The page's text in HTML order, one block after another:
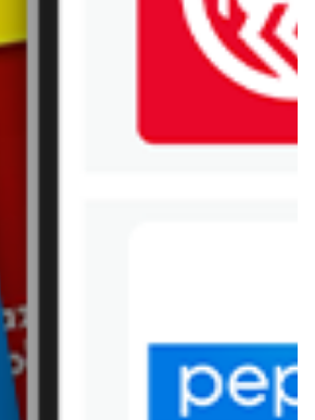
WIĘCEJ GAZETEK